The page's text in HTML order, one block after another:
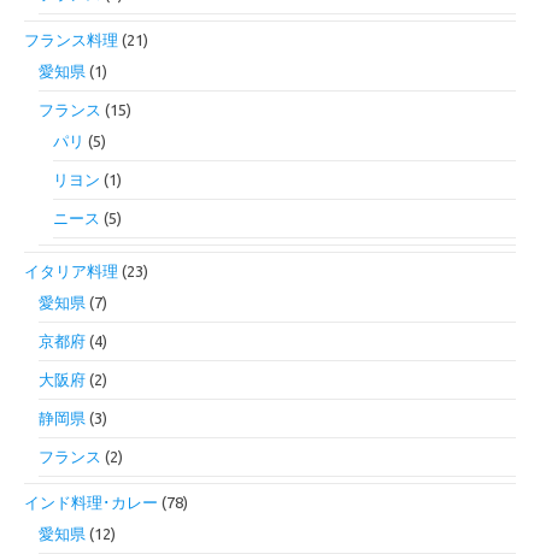
フランス料理 (21)
愛知県 (1)
フランス (15)
パリ (5)
リヨン (1)
ニース (5)
イタリア料理 (23)
愛知県 (7)
京都府 (4)
大阪府 (2)
静岡県 (3)
フランス (2)
インド料理･カレー (78)
愛知県 (12)